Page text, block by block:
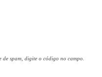
de spam, digite o código no campo.